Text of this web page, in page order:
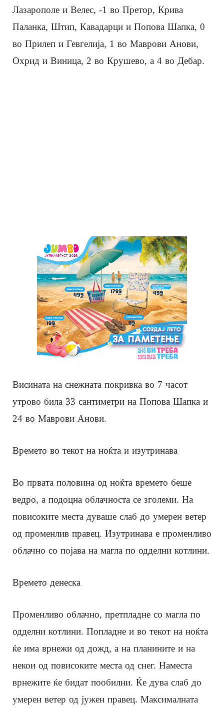
Лазарополе и Велес, -1 во Претор, Крива
Паланка, Штип, Кавадарци и Попова Шапка, 0
во Прилеп и Гевгелија, 1 во Маврови Анови,
Охрид и Виница, 2 во Крушево, а 4 во Дебар.
Висината на снежната покривка во 7 часот
утрово била 33 сантиметри на Попова Шапка и
24 во Маврови Анови.
Времето во текот на ноќта и изутринава
Во првата половина од ноќта времето беше
ведро, а подоцна облачноста се зголеми. На
повисоките места дуваше слаб до умерен ветер
од променлив правец. Изутринава е променливо
облачно со појава на магла по одделни котлини.
Времето денеска
Променливо облачно, претпладне со магла по
одделни котлини. Попладне и во текот на ноќта
ќе има врнежи од дожд, а на планините и на
некои од повисоките места од снег. Наместа
врнежите ќе бидат пообилни. Ќе дува слаб до
умерен ветер од јужен правец. Максималната